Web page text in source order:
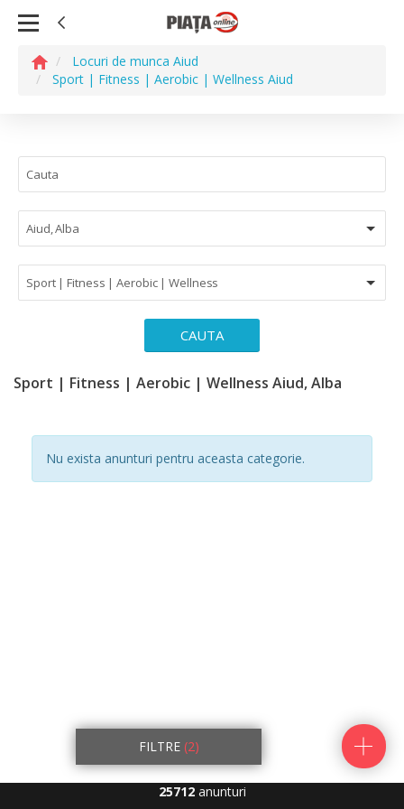
Locuri de munca Aiud
Sport | Fitness | Aerobic | Wellness Aiud
Aiud, Alba
Sport | Fitness | Aerobic | Wellness
CAUTA
Sport | Fitness | Aerobic | Wellness Aiud, Alba
Nu exista anunturi pentru aceasta categorie.
FILTRE (2)
25712anunturi